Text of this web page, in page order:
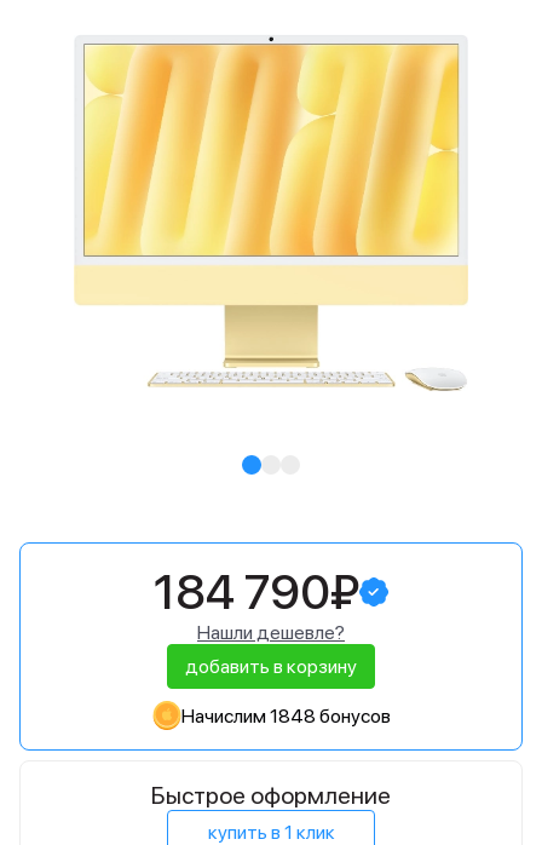
184 790₽
Нашли дешевле?
добавить в корзину
Начислим 1848 бонусов
Быстрое оформление
купить в 1 клик